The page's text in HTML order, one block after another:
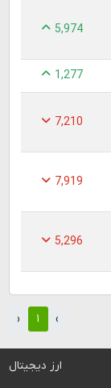
5,974
1,277
7,210
7,919
5,296
‹ ۱ ›
ارز دیجیتال